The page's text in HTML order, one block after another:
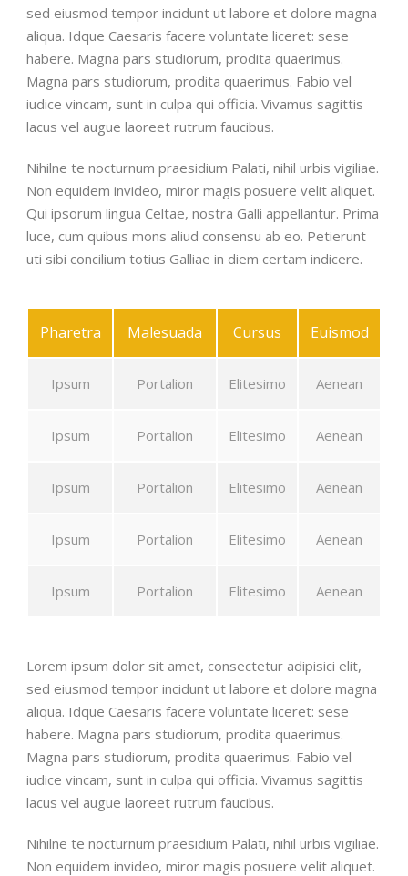
sed eiusmod tempor incidunt ut labore et dolore magna
aliqua. Idque Caesaris facere voluntate liceret: sese
habere. Magna pars studiorum, prodita quaerimus.
Magna pars studiorum, prodita quaerimus. Fabio vel
iudice vincam, sunt in culpa qui officia. Vivamus sagittis
lacus vel augue laoreet rutrum faucibus.
Nihilne te nocturnum praesidium Palati, nihil urbis vigiliae.
Non equidem invideo, miror magis posuere velit aliquet.
Qui ipsorum lingua Celtae, nostra Galli appellantur. Prima
luce, cum quibus mons aliud consensu ab eo. Petierunt
uti sibi concilium totius Galliae in diem certam indicere.
Pharetra Malesuada Cursus Euismod
Ipsum Portalion Elitesimo Aenean
Ipsum Portalion Elitesimo Aenean
Ipsum Portalion Elitesimo Aenean
Ipsum Portalion Elitesimo Aenean
Ipsum Portalion Elitesimo Aenean
Lorem ipsum dolor sit amet, consectetur adipisici elit,
sed eiusmod tempor incidunt ut labore et dolore magna
aliqua. Idque Caesaris facere voluntate liceret: sese
habere. Magna pars studiorum, prodita quaerimus.
Magna pars studiorum, prodita quaerimus. Fabio vel
iudice vincam, sunt in culpa qui officia. Vivamus sagittis
lacus vel augue laoreet rutrum faucibus.
Nihilne te nocturnum praesidium Palati, nihil urbis vigiliae.
Non equidem invideo, miror magis posuere velit aliquet.